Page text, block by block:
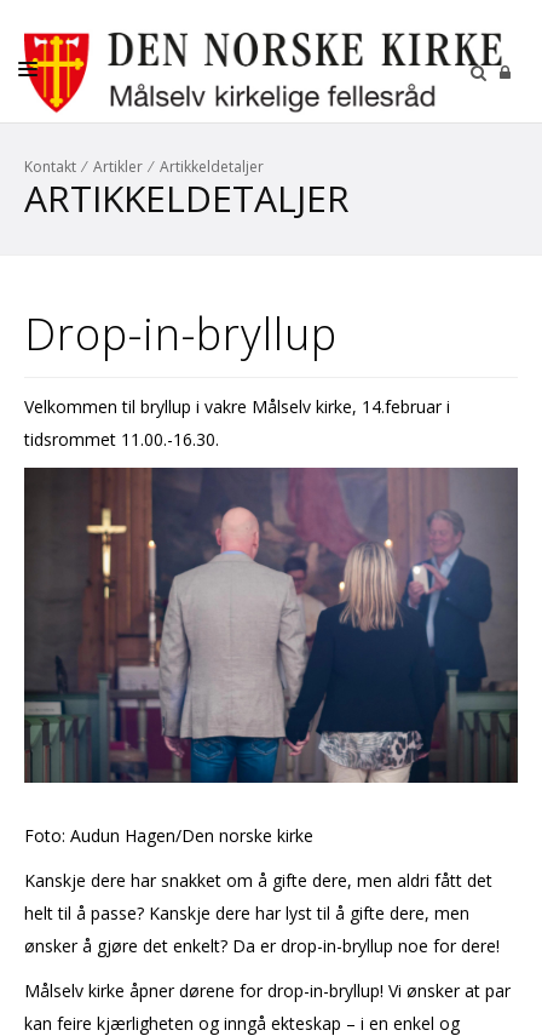
VÅRE MENIGHETER
KALENDER
KIRKER
Kontakt ⁄ Artikler ⁄ Artikkeldetaljer
ARTIKKELDETALJER
Drop-in-bryllup
Velkommen til bryllup i vakre Målselv kirke, 14.februar i
tidsrommet 11.00.-16.30.
Foto: Audun Hagen/Den norske kirke
Kanskje dere har snakket om å gifte dere, men aldri fått det
helt til å passe? Kanskje dere har lyst til å gifte dere, men
ønsker å gjøre det enkelt? Da er drop-in-bryllup noe for dere!
Målselv kirke åpner dørene for drop-in-bryllup! Vi ønsker at par
kan feire kjærligheten og inngå ekteskap – i en enkel og